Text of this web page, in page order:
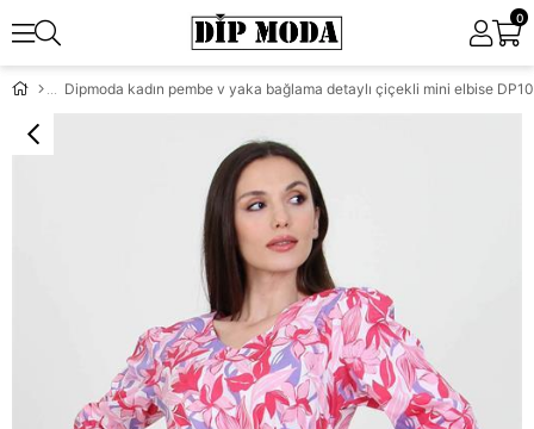
0
Dipmoda kadın pembe v yaka bağlama detaylı çiçekli mini elbise